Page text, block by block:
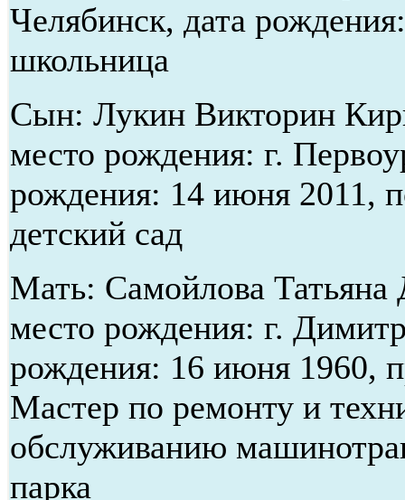
Челябинск, дата
школьница
Сын: Лукин Викторин
место рождения: г.
рождения: 14 июня 2011,
детский сад
Мать: Самойлова Татьяна
место рождения: г.
рождения: 16 июня 1960,
Мастер по ремонту и
обслуживанию
парка